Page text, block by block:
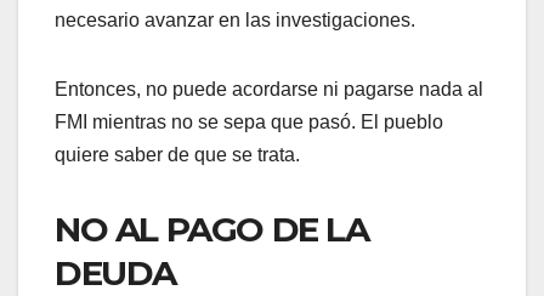
necesario avanzar en las investigaciones.
Entonces, no puede acordarse ni pagarse nada al
FMI mientras no se sepa que pasó. El pueblo
quiere saber de que se trata.
NO AL PAGO DE LA
DEUDA